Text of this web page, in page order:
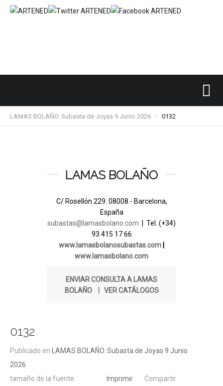
LAMAS BOLAÑO. Subasta de Joyas 9 Junio 2026 / 0132
LAMAS BOLAÑO
C/ Rosellón 229. 08008 - Barcelona,
España
subastas@lamasbolano.com | Tel. (+34)
93 415 17 66
www.lamasbolanosubastas.com
www.lamasbolano.com
ENVIAR CONSULTA A LAMAS
BOLAÑO| VER CATÁLOGOS
0132
Publicado en
LAMAS BOLAÑO. Subasta de Joyas 9 Junio
2026
tamaño de la fuente
Imprimir Compartir